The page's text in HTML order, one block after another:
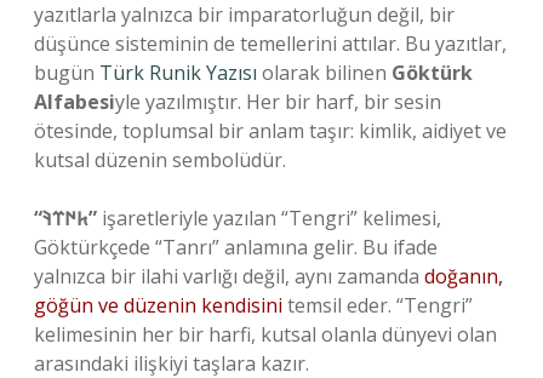
yazıtlarla yalnızca bir imparatorluğun değil, bir
düşünce sisteminin de temellerini attılar. Bu yazıtlar,
bugün Türk Runik Yazısı olarak bilinen Göktürk
Alfabesiyle yazılmıştır. Her bir harf, bir sesin
ötesinde, toplumsal bir anlam taşır: kimlik, aidiyet ve
kutsal düzenin sembolüdür.
“𐱅𐰇𐰼𐰚” işaretleriyle yazılan “Tengri” kelimesi,
Göktürkçede “Tanrı” anlamına gelir. Bu ifade
yalnızca bir ilahi varlığı değil, aynı zamanda doğanın,
göğün ve düzenin kendisini temsil eder. “Tengri”
kelimesinin her bir harfi, kutsal olanla dünyevi olan
arasındaki ilişkiyi taşlara kazır.